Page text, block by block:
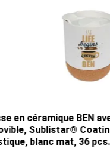
en céramique BEN
Sublistar®
blanc mat, 36